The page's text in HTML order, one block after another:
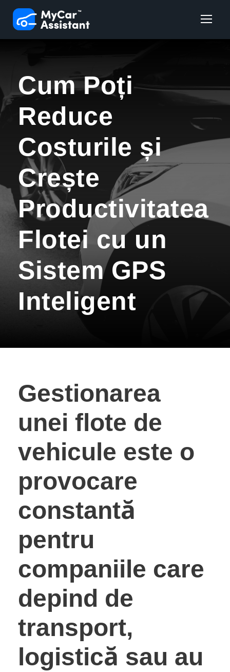
Cum Poți
Reduce
Costurile și
Crește
Productivitatea
Flotei cu un
Sistem GPS
Inteligent
Gestionarea
unei flote de
vehicule este o
provocare
constantă
pentru
companiile care
depind de
transport,
logistică sau au